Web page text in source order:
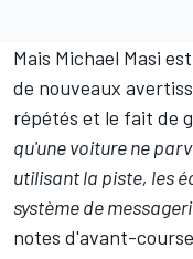
Mais Michael Masi
de nouveaux
répétés et le fait de
qu'une voiture ne
utilisant la piste, les
système de
notes d'avant-